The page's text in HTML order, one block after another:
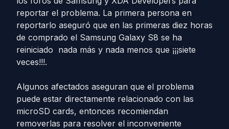
reportar el problema. La primera persona en
reportarlo aseguró que en las primeras diez horas
de comprado el Samsung Galaxy S8 se ha
reiniciado nada más y nada menos que ¡¡¡siete
veces!!!.
Algunos afectados aseguran que el problema
puede estar directamente relacionado con las
microSD cards, entonces recomiendan
removerlas para resolver el inconveniente